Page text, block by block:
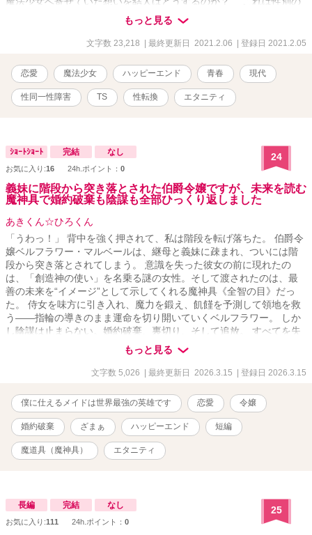
壁を越えて叶うかも知れない――恋の物語である。
もっと見る
文字数 23,218 | 最終更新日 2021.2.06 | 登録日 2021.2.05
恋愛 魔法少女 ハッピーエンド 青春 現代
性同一性障害 TS 性転換 エタニティ
ｼｮｰﾄｼｮｰﾄ 完結 なし
お気に入り:16 24h.ポイント： 0
24
義妹に階段から突き落とされた伯爵令嬢ですが、未来を読む
魔神具で婚約破棄も陰謀も全部ひっくり返しました
あきくん☆ひろくん
「うわっ！」 背中を強く押されて、私は階段を転げ落ちた。 伯爵令
嬢ベルフラワー・マルベールは、継母と義妹に疎まれ、ついには階
段から突き落とされてしまう。 意識を失った彼女の前に現れたの
は、「創造神の使い」を名乗る謎の女性。そして渡されたのは、最
善の未来を“イメージ”として示してくれる魔神具《全智の目》だっ
た。 侍女を味方に引き入れ、魔力を鍛え、飢饉を予測して領地を救
う――指輪の導きのまま運命を切り開いていくベルフラワー。 しか
し陰謀は止まらない。婚約破棄、裏切り、そして追放。 すべてを失
った彼女が向かった王都で待っていたのは――勇者との運命の出会
いだった。 これは、後にプラチナ帝国の始祖と呼ばれる一人の魔法
使いの、まだ誰も知らない始まりの物語。
もっと見る
文字数 5,026 | 最終更新日 2026.3.15 | 登録日 2026.3.15
僕に仕えるメイドは世界最強の英雄です 恋愛 令嬢
婚約破棄 ざまぁ ハッピーエンド 短編
魔道具（魔神具） エタニティ
長編 完結 なし
お気に入り:111 24h.ポイント： 0
25